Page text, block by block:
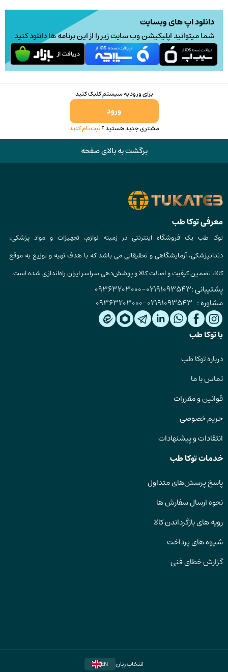
دانلود اپ های وبسایت
شما میتوانید اپلیکیشن وب سایت زیر را از این برنامه ها دانلود کنید
برای ورود به سیستم کلیک کنید
ورود
مشتری جدید هستید ؟ثبت نام کنید
برگشت به بالای صفحه
معرفی توکا طب
توکا طب یک فروشگاه اینترنتی در زمینه لوازم، تجهیزات و مواد پزشکی،
دندانپزشکی، آزمایشگاهی و تحقیقاتی می باشد که با هدف تهیه و توزیع به موقع
کالا، تضمین کیفیت و اصالت کالا و پوشش‌دهی سراسر ایران راه‌اندازی شده است.
پشتیبانی :02191093543
-
09363203000
مشاوره : 02191093543
-
09363203000
با توکا طب
درباره توکا طب
تماس با ما
قوانین و مقررات
حریم خصوصی
انتقادات و پیشنهادات
خدمات توکا طب
پاسخ پرسش‌های متداول
نحوه ارسال سفارش ها
رویه های بازگرداندن کالا
شیوه های پرداخت
گزارش خطای فنی
انتخاب زبان
EN